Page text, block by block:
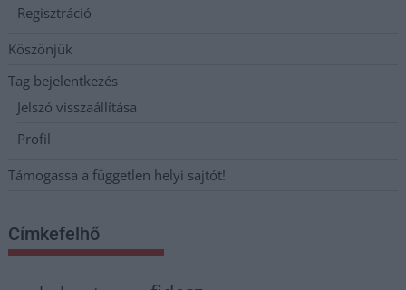
Regisztráció
Köszönjük
Tag bejelentkezés
Jelszó visszaállítása
Profil
Támogassa a független helyi sajtót!
Címkefelhő